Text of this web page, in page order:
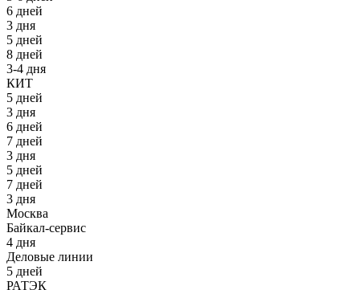
6 дней
3 дня
5 дней
8 дней
3-4 дня
КИТ
5 дней
3 дня
6 дней
7 дней
3 дня
5 дней
7 дней
3 дня
Москва
Байкал-сервис
4 дня
Деловые линии
5 дней
РАТЭК